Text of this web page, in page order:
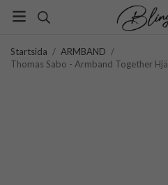
Startsida / ARMBAND /
Thomas Sabo - Armband Together